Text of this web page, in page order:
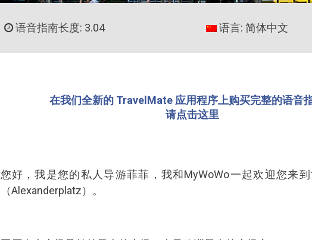
语音指南长度: 3.04 语言: 简体中文
在我们全新的 TravelMate 应用程序上购买完整的语音
请点击这里
您好，我是您的私人导游菲菲，我和MyWoWo一起欢迎您来
（Alexanderplatz）。